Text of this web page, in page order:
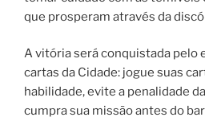
que prosperam através da
A vitória será conquistada pelo
cartas da Cidade: jogue suas
habilidade, evite a penalidade
cumpra sua missão antes do